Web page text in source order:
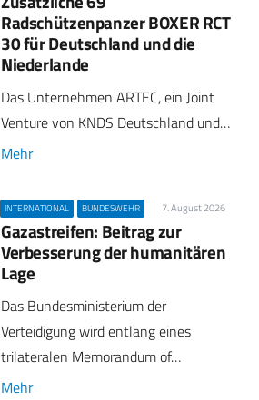
Radschützenpanzer BOXER RCT
30 für Deutschland und die
Niederlande
Das Unternehmen ARTEC, ein Joint
Venture von KNDS Deutschland und…
Mehr
INTERNATIONAL BUNDESWEHR 7. August 2026
Gazastreifen: Beitrag zur
Verbesserung der humanitären
Lage
Das Bundesministerium der
Verteidigung wird entlang eines
trilateralen Memorandum of…
Mehr